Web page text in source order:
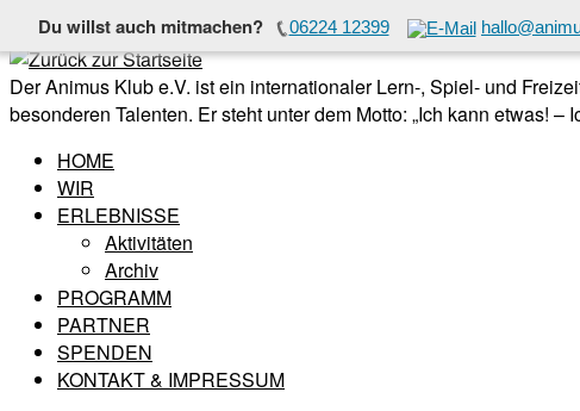
Du willst auch mitmachen? 06224 12399
Zum Inhalt springen
Der Animus Klub e.V. ist ein internationaler Lern-, Spiel- und
besonderen Talenten. Er steht unter dem Motto: „Ich kann etwas! –
HOME
WIR
ERLEBNISSE
Aktivitäten
Archiv
PROGRAMM
PARTNER
SPENDEN
KONTAKT & IMPRESSUM